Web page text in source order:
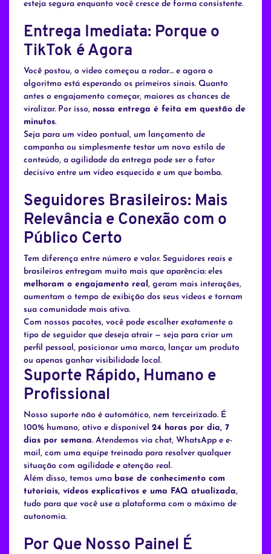
esteja segura enquanto você cresce de forma consistente.
Entrega Imediata: Porque o
TikTok é Agora
Você postou, o vídeo começou a rodar… e agora o
algoritmo está esperando os primeiros sinais. Quanto
antes o engajamento começar, maiores as chances de
viralizar. Por isso, nossa entrega é feita em questão de
minutos.
Seja para um vídeo pontual, um lançamento de
campanha ou simplesmente testar um novo estilo de
conteúdo, a agilidade da entrega pode ser o fator
decisivo entre um vídeo esquecido e um que bomba.
Seguidores Brasileiros: Mais
Relevância e Conexão com o
Público Certo
Tem diferença entre número e valor. Seguidores reais e
brasileiros entregam muito mais que aparência: eles
melhoram o engajamento real , geram mais interações,
aumentam o tempo de exibição dos seus vídeos e tornam
sua comunidade mais ativa.
Com nossos pacotes, você pode escolher exatamente o
tipo de seguidor que deseja atrair — seja para criar um
perfil pessoal, posicionar uma marca, lançar um produto
ou apenas ganhar visibilidade local.
Suporte Rápido, Humano e
Profissional
Nosso suporte não é automático, nem terceirizado. É
100% humano, ativo e disponível 24 horas por dia, 7
dias por semana. Atendemos via chat, WhatsApp e e-
mail, com uma equipe treinada para resolver qualquer
situação com agilidade e atenção real.
Além disso, temos uma base de conhecimento com
tutoriais, vídeos explicativos e uma FAQ atualizada,
tudo para que você use a plataforma com o máximo de
autonomia.
Por Que Nosso Painel É